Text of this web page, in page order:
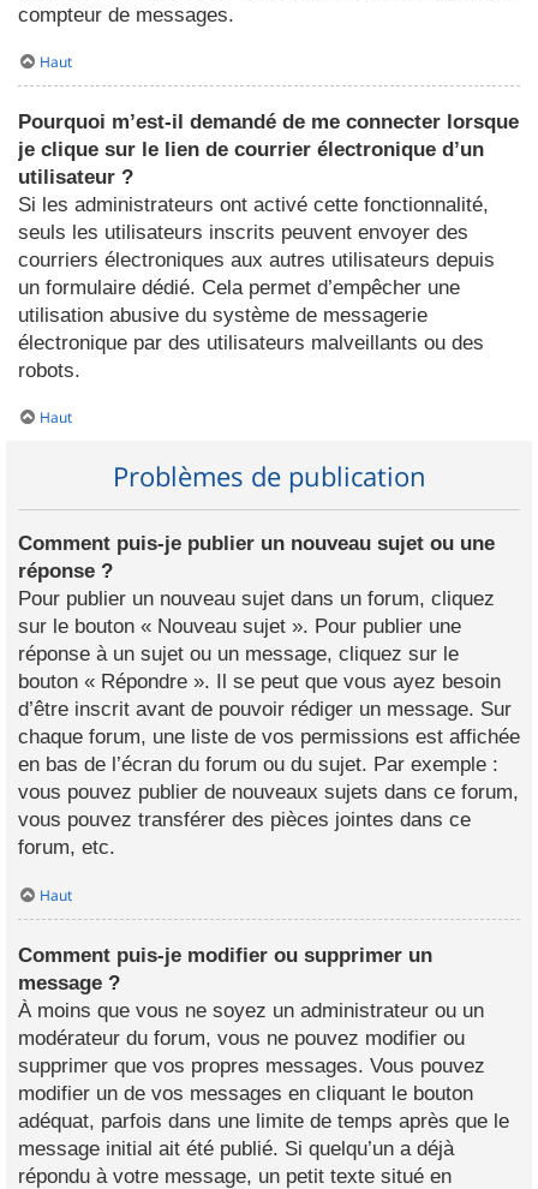
compteur de messages.
Haut
Pourquoi m’est-il demandé de me connecter lorsque
je clique sur le lien de courrier électronique d’un
utilisateur ?
Si les administrateurs ont activé cette fonctionnalité,
seuls les utilisateurs inscrits peuvent envoyer des
courriers électroniques aux autres utilisateurs depuis
un formulaire dédié. Cela permet d’empêcher une
utilisation abusive du système de messagerie
électronique par des utilisateurs malveillants ou des
robots.
Haut
Problèmes de publication
Comment puis-je publier un nouveau sujet ou une
réponse ?
Pour publier un nouveau sujet dans un forum, cliquez
sur le bouton « Nouveau sujet ». Pour publier une
réponse à un sujet ou un message, cliquez sur le
bouton « Répondre ». Il se peut que vous ayez besoin
d’être inscrit avant de pouvoir rédiger un message. Sur
chaque forum, une liste de vos permissions est affichée
en bas de l’écran du forum ou du sujet. Par exemple :
vous pouvez publier de nouveaux sujets dans ce forum,
vous pouvez transférer des pièces jointes dans ce
forum, etc.
Haut
Comment puis-je modifier ou supprimer un
message ?
À moins que vous ne soyez un administrateur ou un
modérateur du forum, vous ne pouvez modifier ou
supprimer que vos propres messages. Vous pouvez
modifier un de vos messages en cliquant le bouton
adéquat, parfois dans une limite de temps après que le
message initial ait été publié. Si quelqu’un a déjà
répondu à votre message, un petit texte situé en